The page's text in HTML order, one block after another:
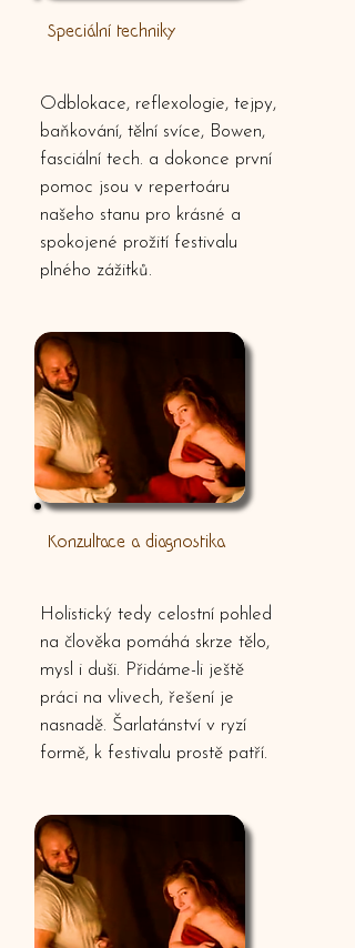
Speciální techniky
Odblokace, reflexologie, tejpy,
baňkování, tělní svíce, Bowen,
fasciální tech. a dokonce první
pomoc jsou v repertoáru
našeho stanu pro krásné a
spokojené prožití festivalu
plného zážitků.
Konzultace a diagnostika
Holistický tedy celostní pohled
na člověka pomáhá skrze tělo,
mysl i duši. Přidáme-li ještě
práci na vlivech, řešení je
nasnadě. Šarlatánství v ryzí
formě, k festivalu prostě patří.